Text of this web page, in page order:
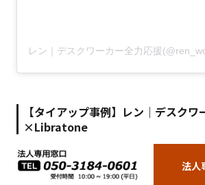
【タイアップ事例】 レン｜デスクワ
×Libratone
レン｜デスクワーカー全力応援さんは、
「Libratone」とタイアップしています
法人